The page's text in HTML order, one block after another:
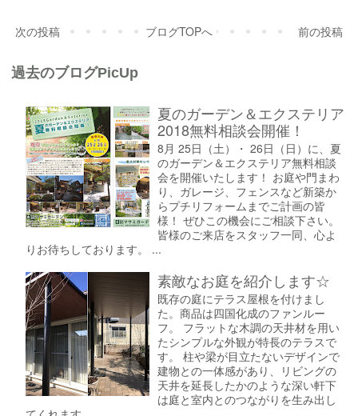
次の投稿 前の投稿
ブログTOPへ
過去のブログPicUp
夏のガーデン＆エクステリア
2018無料相談会開催！
8月 25日（土）・ 26日（日）に、夏
のガーデン＆エクステリア無料相談
会を開催いたします！ お庭や門まわ
り、ガレージ、フェンスなど新築か
らプチリフォームまでご計画の皆
様！ ぜひこの機会にご相談下さい。
皆様のご来店をスタッフ一同、心よ
りお待ちしております。 ...
素敵なお庭を紹介します☆
既存の庭にテラス屋根を付けまし
た。商品は四国化成のファンルー
フ。 フラットな木調の天井材を用い
たシンプルな外観が特長のテラスで
す。 柱や梁が目立たないデザインで
建物との一体感があり、リビングの
天井を延長したかのような深い軒下
は庭と室内とのつながりを生み出し